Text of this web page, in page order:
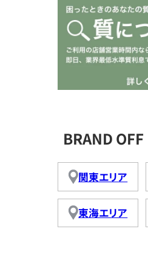
BRAND
関東エリア
東海エリア